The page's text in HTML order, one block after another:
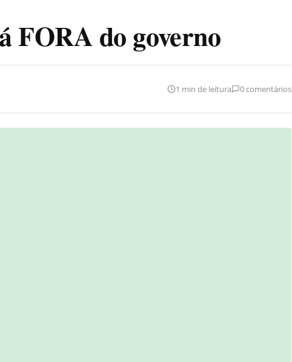
FORA do governo
1 min de leitura 0 comentários